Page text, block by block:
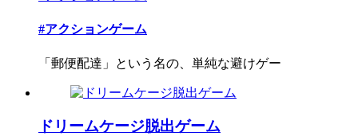
#アクションゲーム
「郵便配達」という名の、単純な避けゲー
ドリームケージ脱出ゲーム